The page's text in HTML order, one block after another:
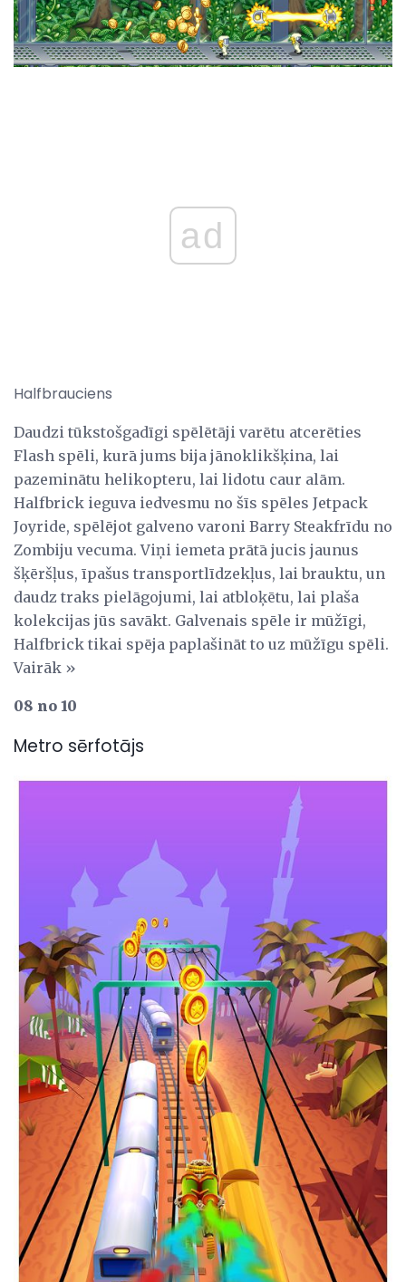
ad
Halfbrauciens
Daudzi tūkstošgadīgi spēlētāji varētu atcerēties
Flash spēli, kurā jums bija jānoklikšķina, lai
pazeminātu helikopteru, lai lidotu caur alām.
Halfbrick ieguva iedvesmu no šīs spēles Jetpack
Joyride, spēlējot galveno varoni Barry Steakfrīdu no
Zombiju vecuma. Viņi iemeta prātā jucis jaunus
šķēršļus, īpašus transportlīdzekļus, lai brauktu, un
daudz traks pielāgojumi, lai atbloķētu, lai plaša
kolekcijas jūs savākt. Galvenais spēle ir mūžīgi,
Halfbrick tikai spēja paplašināt to uz mūžīgu spēli.
Vairāk »
08 no 10
Metro sērfotājs